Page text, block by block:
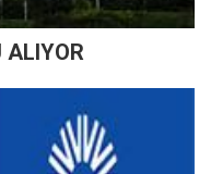
ALIYOR